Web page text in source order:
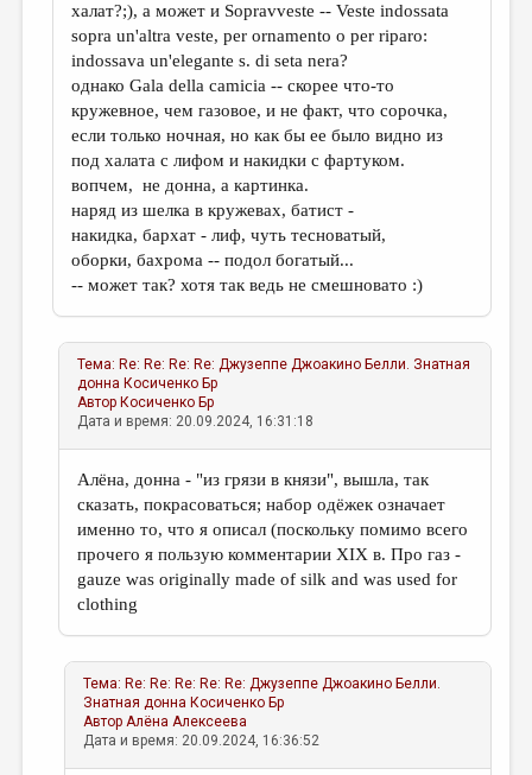
халат?;), а может и Sopravveste -- Veste indossata
sopra un'altra veste, per ornamento o per riparo:
indossava un'elegante s. di seta nera?
однако Gala della camicia -- скорее что-то
кружевное, чем газовое, и не факт, что сорочка,
если только ночная, но как бы ее было видно из
под халата с лифом и накидки с фартуком.
вопчем, не донна, а картинка.
наряд из шелка в кружевах, батист -
накидка, бархат - лиф, чуть тесноватый,
оборки, бахрома -- подол богатый...
-- может так? хотя так ведь не смешновато :)
Тема: Re: Re: Re: Re: Джузеппе Джоакино Белли. Знатная
донна Косиченко Бр
Автор Косиченко Бр
Дата и время: 20.09.2024, 16:31:18
Алёна, донна - "из грязи в князи", вышла, так
сказать, покрасоваться; набор одёжек означает
именно то, что я описал (поскольку помимо всего
прочего я пользую комментарии XIX в. Про газ -
gauze was originally made of silk and was used for
clothing
Тема: Re: Re: Re: Re: Re: Джузеппе Джоакино Белли.
Знатная донна Косиченко Бр
АвторАлёна Алексеева
Дата и время: 20.09.2024, 16:36:52